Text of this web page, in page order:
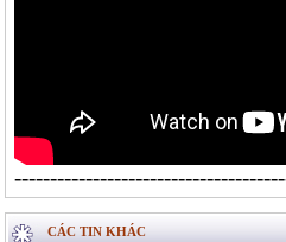
CÁC TIN KHÁC